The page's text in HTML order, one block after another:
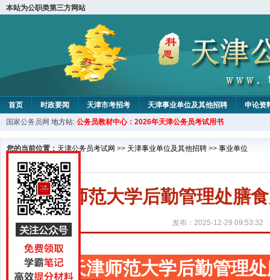
本站为公职类第三方网站
首页 时政要闻 天津市考招考 天津事业单位及其他招聘 申论资
教材中心
国家公务员网 地方站: 公务员教材中心：2026年天津公务员考试用书
您的当前位置： 天津公务员考试网 >> 天津事业单位及其他招聘 >> 事业单位
天津师范大学后勤管理处膳
发布：2025-12-29 09:53:32
天津师范大学后勤管理